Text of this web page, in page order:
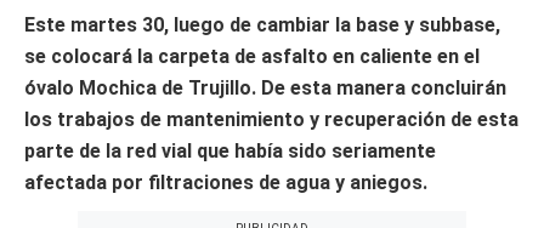
Este martes 30, luego de cambiar la base y subbase,
se colocará la carpeta de asfalto en caliente en el
óvalo Mochica de Trujillo. De esta manera concluirán
los trabajos de mantenimiento y recuperación de esta
parte de la red vial que había sido seriamente
afectada por filtraciones de agua y aniegos.